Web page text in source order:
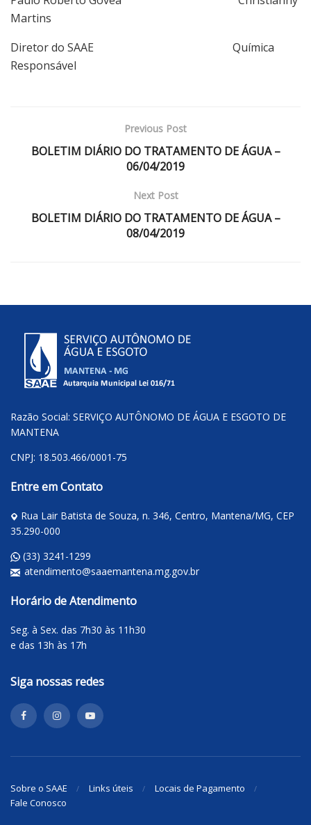
Martins
Diretor do SAAE Química
Responsável
Previous Post
BOLETIM DIÁRIO DO TRATAMENTO DE ÁGUA –
06/04/2019
Next Post
BOLETIM DIÁRIO DO TRATAMENTO DE ÁGUA –
08/04/2019
Razão Social: SERVIÇO AUTÔNOMO DE ÁGUA E ESGOTO DE
MANTENA
CNPJ: 18.503.466/0001-75
Entre em Contato
Rua Lair Batista de Souza, n. 346, Centro, Mantena/MG, CEP
35.290-000
(33) 3241-1299
atendimento@saaemantena.mg.gov.br
Horário de Atendimento
Seg. à Sex. das 7h30 às 11h30
e das 13h às 17h
Siga nossas redes
Sobre o SAAE Links úteis
Locais de Pagamento
Fale Conosco